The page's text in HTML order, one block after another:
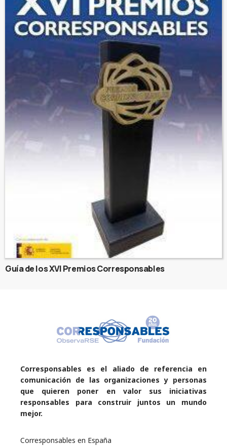
Guía de los XVI Premios Corresponsables
Corresponsables es el aliado de referencia en
comunicación de las organizaciones y personas
que quieren poner en valor sus iniciativas
responsables para construir juntos un mundo
mejor.
Corresponsables en España